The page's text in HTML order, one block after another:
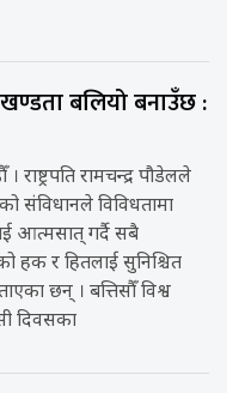
बलियो बनाउँछ :
राष्ट्रपति रामचन्द्र पौडेलले
संविधानले विविधतामा
आत्मसात् गर्दै सबै
हक र हितलाई सुनिश्चित
छन् । बत्तिसौँ विश्व
दिवसका